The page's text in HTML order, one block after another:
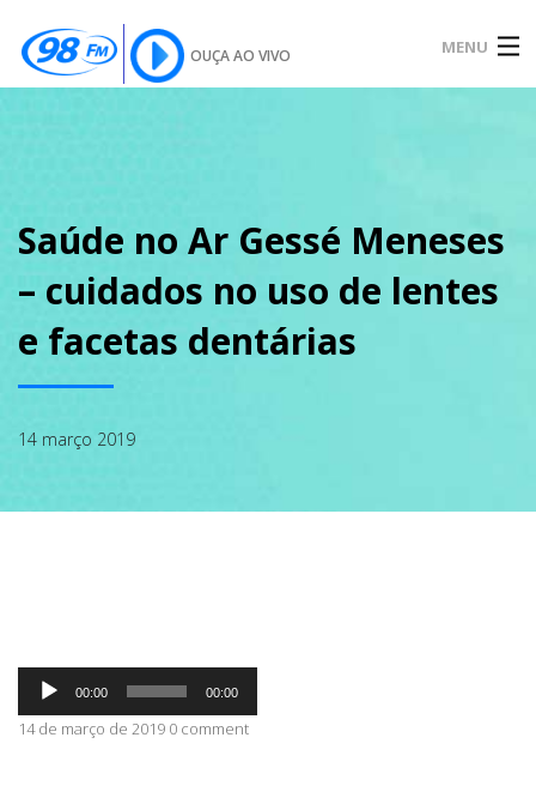
OUÇA AO VIVO MENU
SOBRE
CONTATO
Saúde no Ar Gessé Meneses
– cuidados no uso de lentes
e facetas dentárias
14 março 2019
Tocador
áudio
00:00 00:00
14 de março de 2019 0 comment